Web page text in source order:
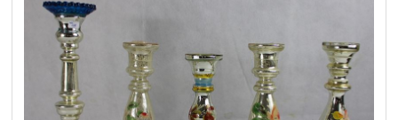
ÜBER UNS
KONTAKT
NEWSLETTER